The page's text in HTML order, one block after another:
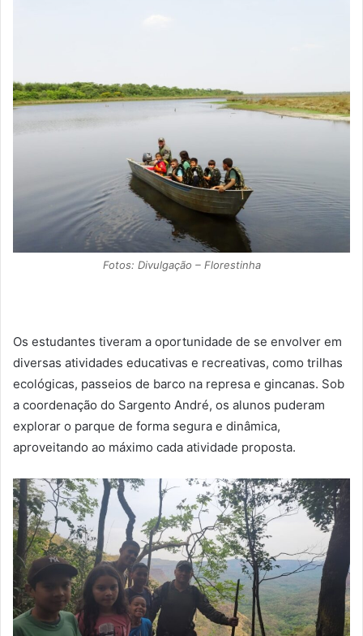
Fotos: Divulgação – Florestinha
Os estudantes tiveram a oportunidade de se envolver em
diversas atividades educativas e recreativas, como trilhas
ecológicas, passeios de barco na represa e gincanas. Sob
a coordenação do Sargento André, os alunos puderam
explorar o parque de forma segura e dinâmica,
aproveitando ao máximo cada atividade proposta.